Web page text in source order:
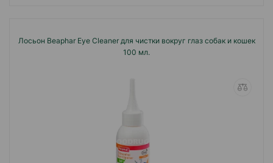
Лосьон Beaphar Eye Cleaner для чистки вокруг глаз собак и кошек
100 мл.